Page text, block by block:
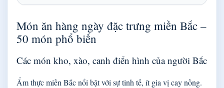
Món ăn hàng ngày đặc trưng miền Bắc –
50 món phổ biến
Các món kho, xào, canh điển hình của người Bắc
Ẩm thực miền Bắc nổi bật với sự tinh tế, ít gia vị cay nồng.